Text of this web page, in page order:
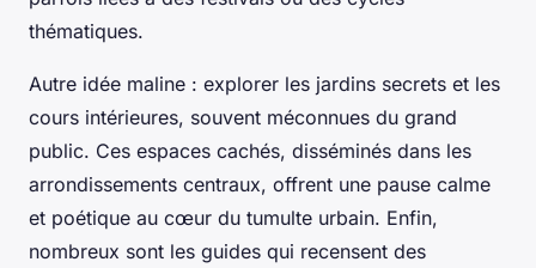
thématiques.
Autre idée maline : explorer les jardins secrets et les
cours intérieures, souvent méconnues du grand
public. Ces espaces cachés, disséminés dans les
arrondissements centraux, offrent une pause calme
et poétique au cœur du tumulte urbain. Enfin,
nombreux sont les guides qui recensent des